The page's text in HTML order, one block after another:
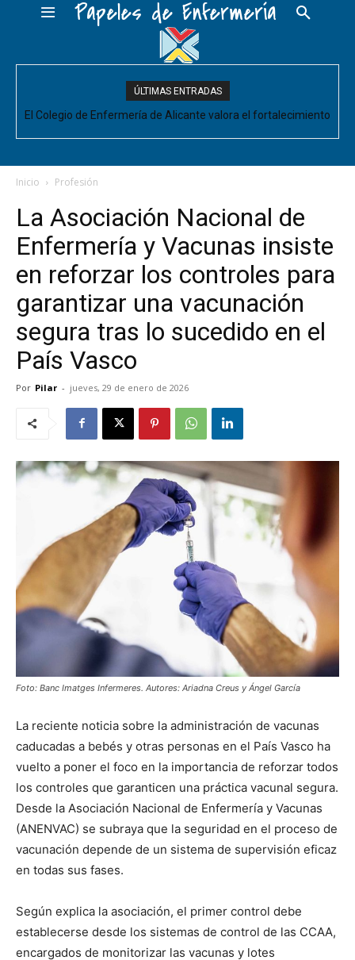
Papeles de Enfermería
ÚLTIMAS ENTRADAS
El Colegio de Enfermería de Alicante valora el fortalecimiento
acompañe de decisiones estructurales para...
El Colegio de Enfermería de Alicante pide negociar para
y CESM-CV
Inicio Profesión
La Asociación Nacional de
Enfermería y Vacunas insiste
en reforzar los controles para
garantizar una vacunación
segura tras lo sucedido en el
País Vasco
Por Pilar - jueves, 29 de enero de 2026
Foto: Banc Imatges Infermeres. Autores: Ariadna Creus y Ángel García
La reciente noticia sobre la administración de vacunas
caducadas a bebés y otras personas en el País Vasco ha
vuelto a poner el foco en la importancia de reforzar todos
los controles que garanticen una práctica vacunal segura.
Desde la Asociación Nacional de Enfermería y Vacunas
(ANENVAC) se subraya que la seguridad en el proceso de
vacunación depende de un sistema de supervisión eficaz
en todas sus fases.
Según explica la asociación, el primer control debe
establecerse desde los sistemas de control de las CCAA,
encargados de monitorizar las vacunas y lotes